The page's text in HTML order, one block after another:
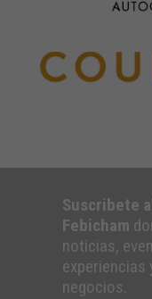
Suscribete
Febicham
noticias,
experiencias
negocios.